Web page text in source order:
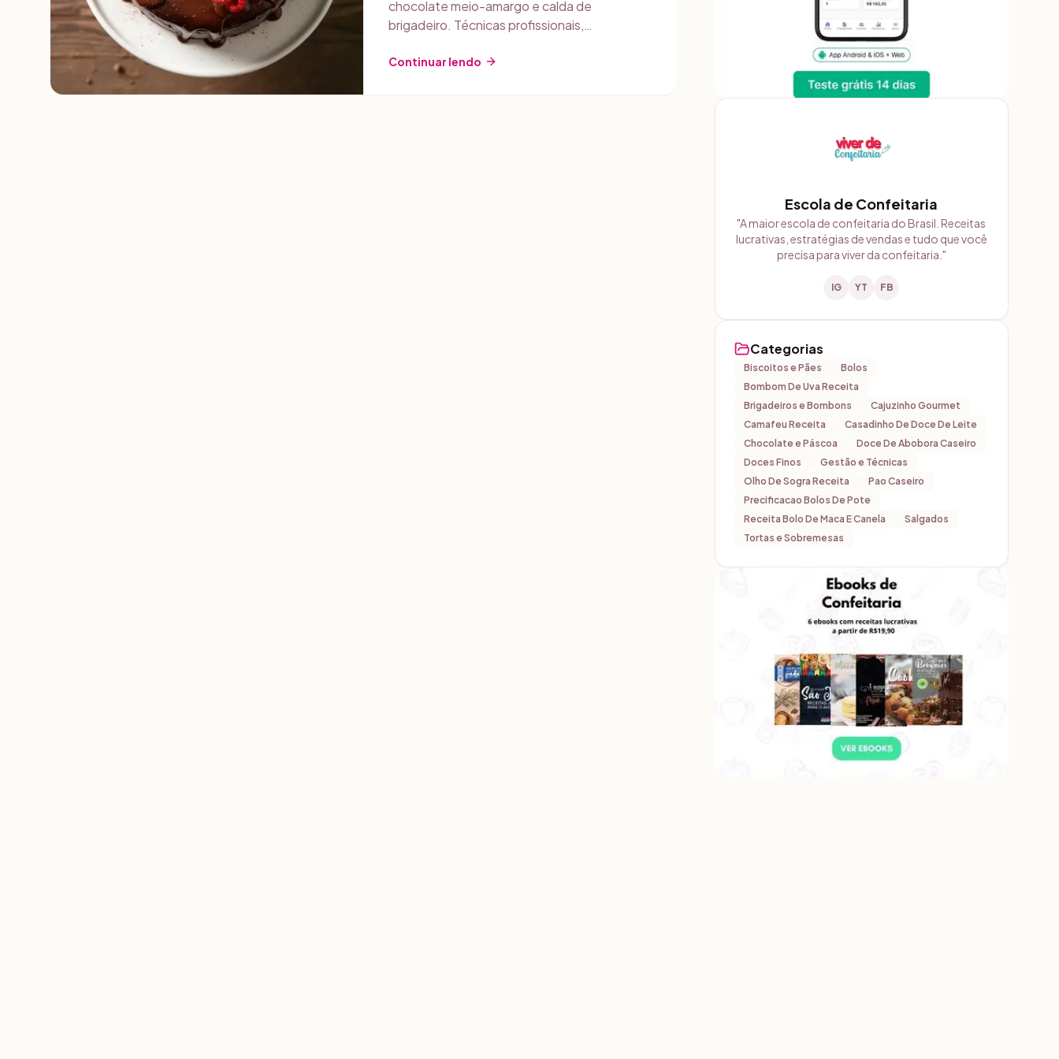
chocolate meio-amargo e calda de
brigadeiro. Técnicas profissionais,
venda.
Continuar lendo
Escola de Confeitaria
"A maior escola de confeitaria do Brasil. Receitas
lucrativas, estratégias de vendas e tudo que você
precisa para viver da confeitaria. "
IG YT FB
Categorias
Biscoitos e Pães
Bolos
Bombom De Uva Receita
Brigadeiros e Bombons
Cajuzinho Gourmet
Camafeu Receita
Casadinho De Doce De Leite
Chocolate e Páscoa
Doce De Abobora Caseiro
Doces Finos
Gestão e Técnicas
Olho De Sogra Receita
Pao Caseiro
Precificacao Bolos De Pote
Receita Bolo De Maca E Canela
Salgados
Tortas e Sobremesas